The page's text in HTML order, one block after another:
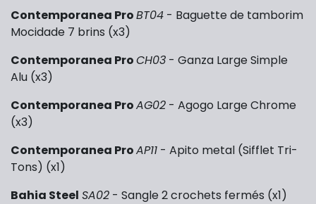
Contemporanea ProBT04 - Baguette de tamborim
Mocidade 7 brins (x3)
Contemporanea ProCH03 - Ganza Large Simple
Alu (x3)
Contemporanea ProAG02 - Agogo Large Chrome
(x3)
Contemporanea ProAP11 - Apito metal (Sifflet Tri-
Tons) (x1)
Bahia Steel SA02 - Sangle 2 crochets fermés (x1)